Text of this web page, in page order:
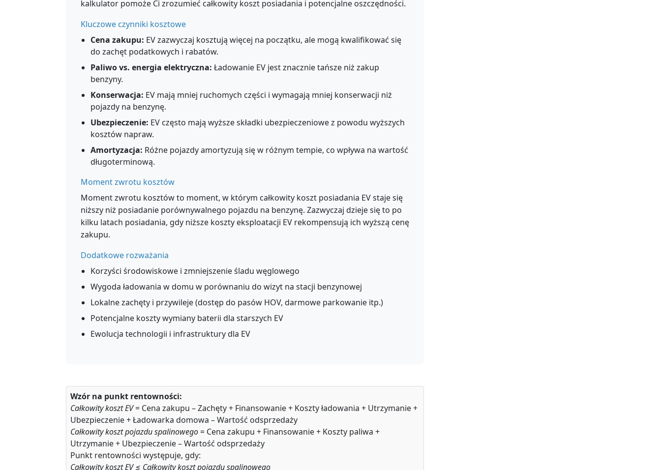
kalkulator pomoże Ci zrozumieć całkowity koszt posiadania i potencjalne oszczędności.
Kluczowe czynniki kosztowe
Cena zakupu: EV zazwyczaj kosztują więcej na początku, ale mogą kwalifikować się
do zachęt podatkowych i rabatów.
Paliwo vs. energia elektryczna: Ładowanie EV jest znacznie tańsze niż zakup
benzyny.
Konserwacja: EV mają mniej ruchomych części i wymagają mniej konserwacji niż
pojazdy na benzynę.
Ubezpieczenie: EV często mają wyższe składki ubezpieczeniowe z powodu wyższych
kosztów napraw.
Amortyzacja: Różne pojazdy amortyzują się w różnym tempie, co wpływa na wartość
długoterminową.
Moment zwrotu kosztów
Moment zwrotu kosztów to moment, w którym całkowity koszt posiadania EV staje się
niższy niż posiadanie porównywalnego pojazdu na benzynę. Zazwyczaj dzieje się to po
kilku latach posiadania, gdy niższe koszty eksploatacji EV rekompensują ich wyższą cenę
zakupu.
Dodatkowe rozważania
Korzyści środowiskowe i zmniejszenie śladu węglowego
Wygoda ładowania w domu w porównaniu do wizyt na stacji benzynowej
Lokalne zachęty i przywileje (dostęp do pasów HOV, darmowe parkowanie itp.)
Potencjalne koszty wymiany baterii dla starszych EV
Ewolucja technologii i infrastruktury dla EV
Wzór na punkt rentowności:
Całkowity koszt EV= Cena zakupu – Zachęty + Finansowanie + Koszty ładowania + Utrzymanie +
Ubezpieczenie + Ładowarka domowa – Wartość odsprzedaży
Całkowity koszt pojazdu spalinowego= Cena zakupu + Finansowanie + Koszty paliwa +
Utrzymanie + Ubezpieczenie – Wartość odsprzedaży
Punkt rentowności występuje, gdy:
Całkowity koszt EV ≤ Całkowity koszt pojazdu spalinowego